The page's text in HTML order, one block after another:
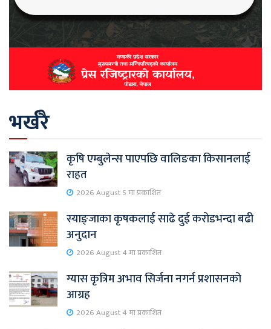
भर्खरै
कृषि एम्बुलेन्स पाएपछि वालिङका किसानलाई
राहत
2026 August 5 मा प्रकाशित
स्याङ्जाका कृषकलाई साढे दुई करोडभन्दा बढी
अनुदान
2026 August 4 मा प्रकाशित
ग्यास कृत्रिम अभाव सिर्जना नगर्न प्रशासनको
आग्रह
2026 August 4 मा प्रकाशित